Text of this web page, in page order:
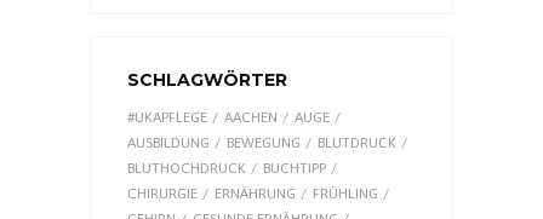
SCHLAGWÖRTER
#UKAPFLEGE AACHEN
AUGE
AUSBILDUNG
BEWEGUNG
BLUTDRUCK
BLUTHOCHDRUCK
BUCHTIPP
CHIRURGIE
ERNÄHRUNG
FRÜHLING